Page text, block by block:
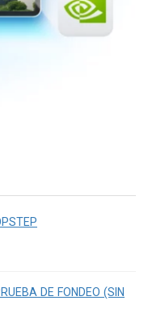
DE FONDEO (SIN